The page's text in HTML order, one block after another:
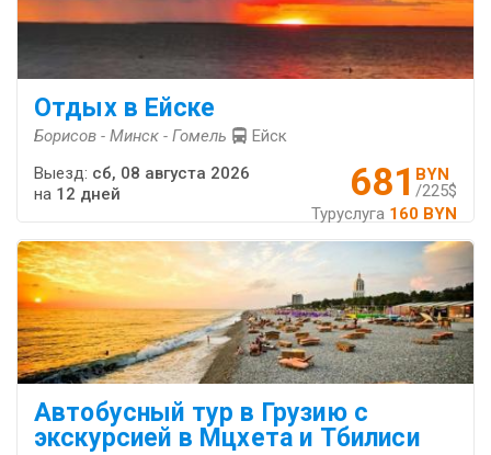
Отдых в Ейске
Борисов - Минск - Гомель Ейск
681 BYN
/225$
Туруслуга 160 BYN
Выезд: сб, 08 августа 2026
на 12 дней
Автобусный тур в Грузию с
экскурсией в Мцхета и Тбилиси